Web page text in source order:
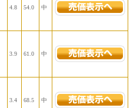
4.8 54.0 中
3.9 61.0 中
3.4 68.5 中